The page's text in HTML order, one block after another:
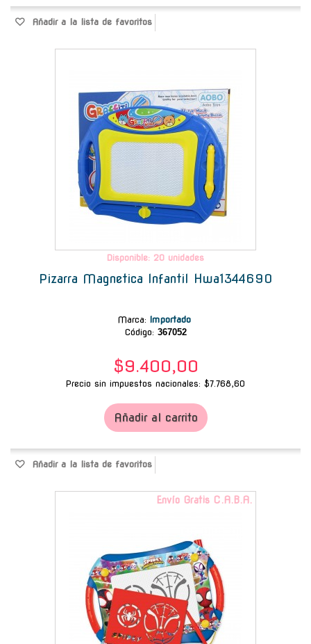
Añadir a la lista de favoritos
Disponible: 20 unidades
Pizarra Magnetica Infantil Hwa1344690
Marca: Importado
Código: 367052
$9.400,00
Precio sin impuestos nacionales: $7.768,60
Añadir al carrito
Añadir a la lista de favoritos
Envío Gratis C.A.B.A.